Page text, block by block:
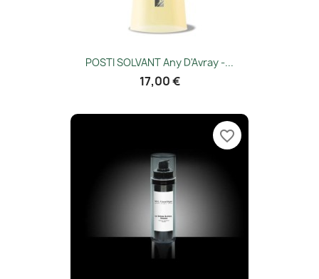
POSTI SOLVANT Any D'Avray -...
17,00 €
favorite_border